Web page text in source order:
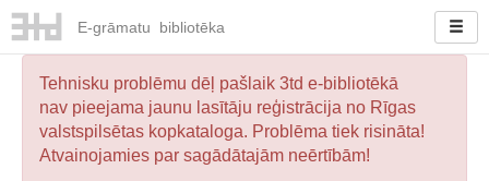
E-grāmatu bibliotēka
Tehnisku problēmu dēļ pašlaik 3td e-bibliotēkā
nav pieejama jaunu lasītāju reģistrācija no Rīgas
valstspilsētas kopkataloga. Problēma tiek risināta!
Atvainojamies par sagādātajām neērtībām!